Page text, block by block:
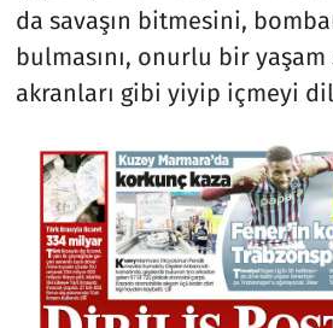
da savaşın bitmesini,
bulmasını, onurlu bir
akranları gibi yiyip içmeyi